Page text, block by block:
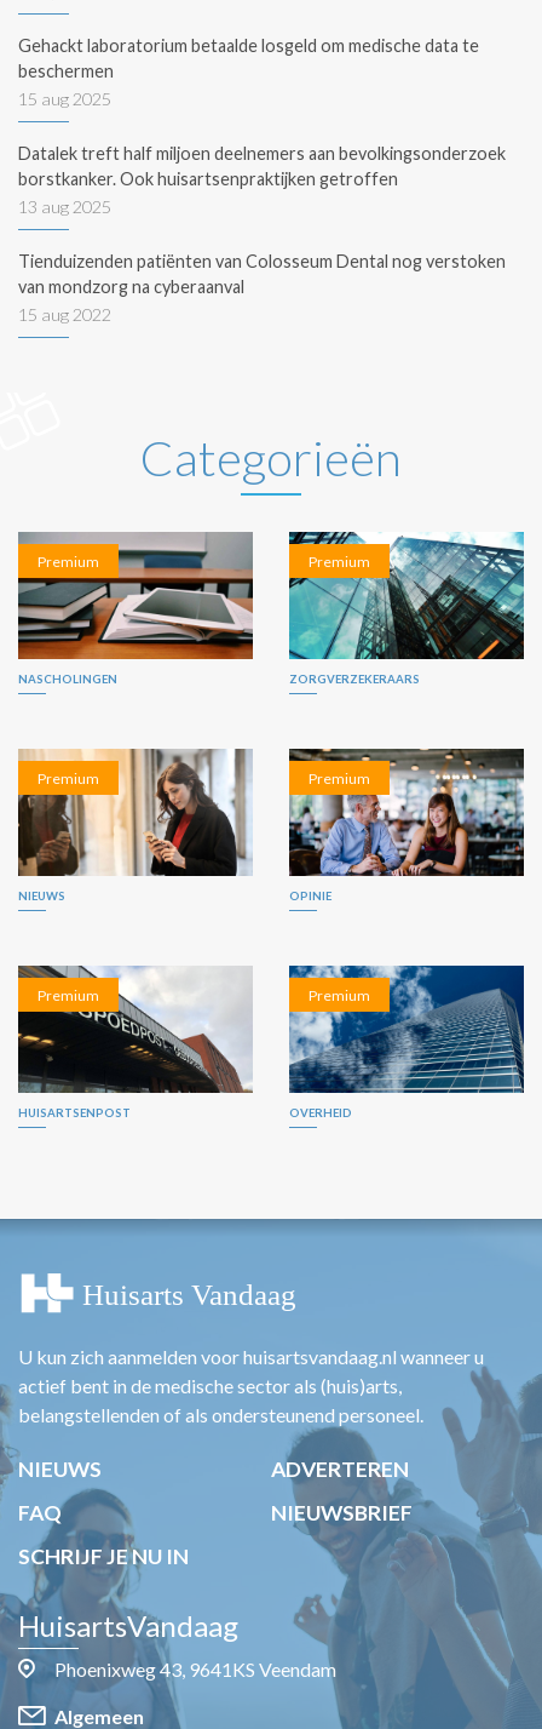
Gehackt laboratorium betaalde losgeld om medische data te
beschermen
15 aug 2025
Datalek treft half miljoen deelnemers aan bevolkingsonderzoek
borstkanker. Ook huisartsenpraktijken getroffen
13 aug 2025
Tienduizenden patiënten van Colosseum Dental nog verstoken
van mondzorg na cyberaanval
15 aug 2022
Categorieën
Premium
NASCHOLINGEN
Premium
ZORGVERZEKERAARS
Premium
NIEUWS
Premium
OPINIE
Premium
HUISARTSENPOST
Premium
OVERHEID
U kun zich aanmelden voor huisartsvandaag.nl wanneer u
actief bent in de medische sector als (huis)arts,
belangstellenden of als ondersteunend personeel.
NIEUWS
ADVERTEREN
FAQ
NIEUWSBRIEF
SCHRIJF JE NU IN
HuisartsVandaag
Phoenixweg 43, 9641KS Veendam
Algemeen